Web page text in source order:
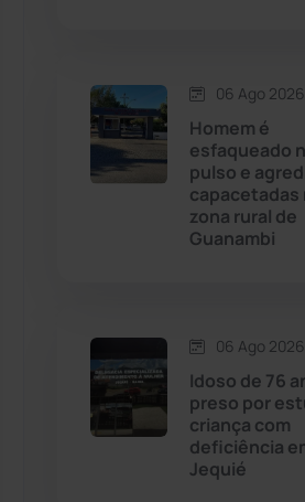
Cordeiros
Dom Basílio
Érico Cardoso
Esportes
06 Ago
Homem é
esfaqueado
pulso e
capacetadas
zona rural de
Guanambi
06 Ago
Idoso de 76
preso por
criança com
deficiência
Jequié